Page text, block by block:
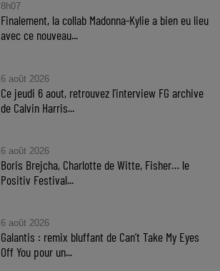
8h07
Finalement, la collab Madonna-Kylie a bien eu lieu
avec ce nouveau...
6 août 2026
Ce jeudi 6 aout, retrouvez l'interview FG archive
de Calvin Harris...
6 août 2026
Boris Brejcha, Charlotte de Witte, Fisher… le
Positiv Festival...
6 août 2026
Galantis : remix bluffant de Can’t Take My Eyes
Off You pour un...